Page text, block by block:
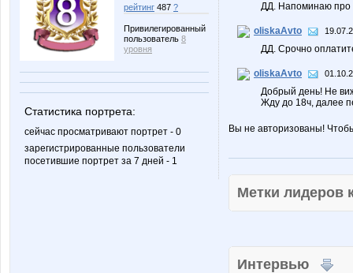
рейтинг 487 ?
Привилегированный
пользователь 8
уровня
Статистика портрета:
сейчас просматривают портрет - 0
зарегистрированные пользователи
посетившие портрет за 7 дней - 1
ДД. Напоминаю про
oliskaAvto
ДД. Срочно
oliskaAvto
Добрый день! Не
Жду до 18ч, далее
Вы не авторизованы!
Метки
Интервью